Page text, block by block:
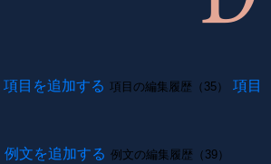
項目を追加する 項目の編集履歴（35）
項目
例文を追加する 例文の編集履歴（39）